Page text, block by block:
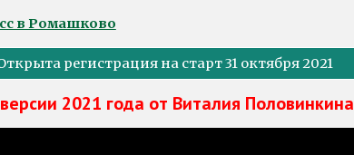
в Ромашково
регистрация на старт 31 октября 2021
2021 года от Виталия Половинкина